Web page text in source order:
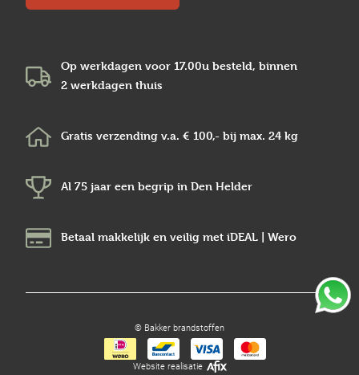
Op werkdagen voor 17.00u besteld, binnen
2 werkdagen thuis
Gratis verzending v.a. € 100,- bij max. 24 kg
Al 75 jaar een begrip in Den Helder
Betaal makkelijk en veilig met iDEAL | Wero
© Bakker brandstoffen
Website realisatie